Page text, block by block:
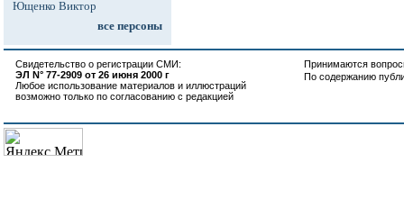
Ющенко Виктор
все персоны
Свидетельство о регистрации СМИ:
ЭЛ N° 77-2909 от 26 июня 2000 г
Любое использование материалов и иллюстраций
возможно только по согласованию с редакцией
Принимаются
По содержанию